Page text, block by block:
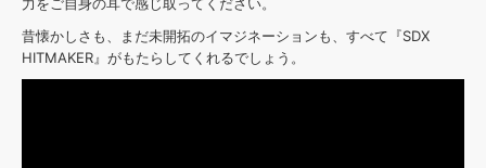
昔懐かしさも、まだ未開拓のイマジネーションも、すべて『SDX
HITMAKER』がもたらしてくれるでしょう。